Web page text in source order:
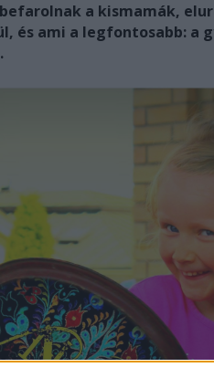
a kismamák,
és ami a legfontosabb: a